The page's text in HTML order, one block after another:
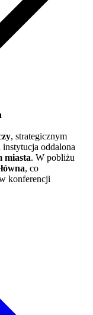
, strategicznym
instytucja oddalona
miasta. W pobliżu
, co
konferencji